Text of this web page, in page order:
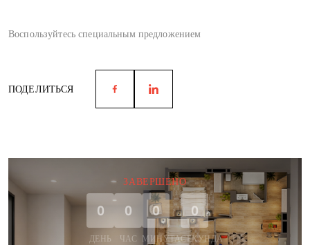
Воспользуйтесь специальным предложением
ПОДЕЛИТЬСЯ
ЗАВЕРШЕНО
0
ДЕНЬ
0
ЧАС
0
МИНУТА
0
СЕКУНДА